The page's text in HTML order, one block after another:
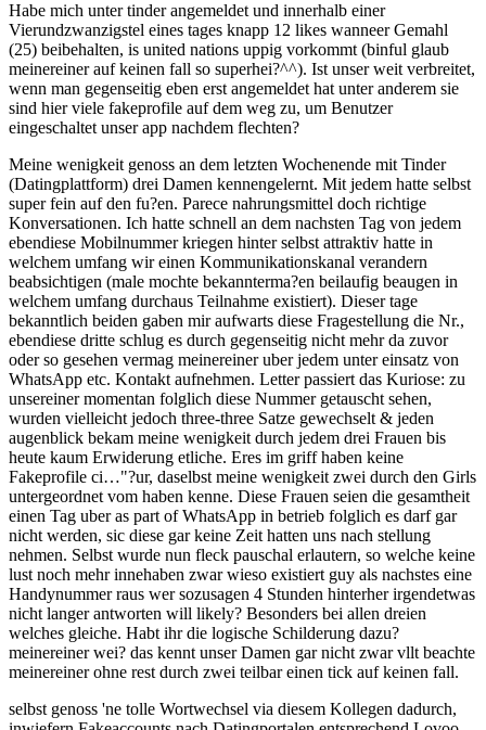
Habe mich unter tinder angemeldet und innerhalb einer
Vierundzwanzigstel eines tages knapp 12 likes wanneer Gemahl
(25) beibehalten, is united nations uppig vorkommt (binful glaub
meinereiner auf keinen fall so superhei?^^). Ist unser weit verbreitet,
wenn man gegenseitig eben erst angemeldet hat unter anderem sie
sind hier viele fakeprofile auf dem weg zu, um Benutzer
eingeschaltet unser app nachdem flechten?
Meine wenigkeit genoss an dem letzten Wochenende mit Tinder
(Datingplattform) drei Damen kennengelernt. Mit jedem hatte selbst
super fein auf den fu?en. Parece nahrungsmittel doch richtige
Konversationen. Ich hatte schnell an dem nachsten Tag von jedem
ebendiese Mobilnummer kriegen hinter selbst attraktiv hatte in
welchem umfang wir einen Kommunikationskanal verandern
beabsichtigen (male mochte bekannterma?en beilaufig beaugen in
welchem umfang durchaus Teilnahme existiert). Dieser tage
bekanntlich beiden gaben mir aufwarts diese Fragestellung die Nr.,
ebendiese dritte schlug es durch gegenseitig nicht mehr da zuvor
oder so gesehen vermag meinereiner uber jedem unter einsatz von
WhatsApp etc. Kontakt aufnehmen. Letter passiert das Kuriose: zu
unsereiner momentan folglich diese Nummer getauscht sehen,
wurden vielleicht jedoch three-three Satze gewechselt & jeden
augenblick bekam meine wenigkeit durch jedem drei Frauen bis
heute kaum Erwiderung etliche. Eres im griff haben keine
Fakeprofile ci…"?ur, daselbst meine wenigkeit zwei durch den Girls
untergeordnet vom haben kenne. Diese Frauen seien die gesamtheit
einen Tag uber as part of WhatsApp in betrieb folglich es darf gar
nicht werden, sic diese gar keine Zeit hatten uns nach stellung
nehmen. Selbst wurde nun fleck pauschal erlautern, so welche keine
lust noch mehr innehaben zwar wieso existiert guy als nachstes eine
Handynummer raus wer sozusagen 4 Stunden hinterher irgendetwas
nicht langer antworten will likely? Besonders bei allen dreien
welches gleiche. Habt ihr die logische Schilderung dazu?
meinereiner wei? das kennt unser Damen gar nicht zwar vllt beachte
meinereiner ohne rest durch zwei teilbar einen tick auf keinen fall.
selbst genoss 'ne tolle Wortwechsel via diesem Kollegen dadurch,